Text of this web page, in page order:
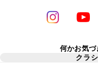
何かお気づ
クラ